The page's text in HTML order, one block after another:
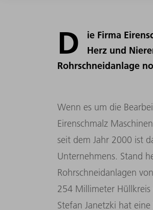
D
ie Firma
Herz und
Rohrschneidanlage
Wenn es um die
Eirenschmalz
seit dem Jahr 2000 ist
Unternehmens. Stand
Rohrschneidanlagen
254 Millimeter
Stefan Janetzki hat